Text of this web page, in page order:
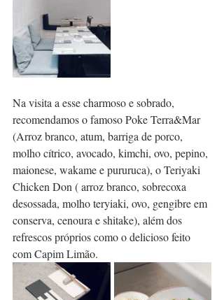
Na visita a esse charmoso e sobrado,
recomendamos o famoso Poke Terra&Mar
(Arroz branco, atum, barriga de porco,
molho cítrico, avocado, kimchi, ovo, pepino,
maionese, wakame e pururuca), o Teriyaki
Chicken Don ( arroz branco, sobrecoxa
desossada, molho teryiaki, ovo, gengibre em
conserva, cenoura e shitake), além dos
refrescos próprios como o delicioso feito
com Capim Limão.